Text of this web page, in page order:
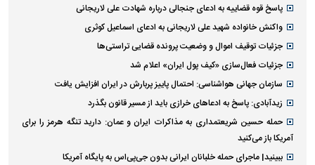
پاسخ قوه قضاییه به ادعای جنجالی درباره شهادت علی لاریجانی
واکنش خانواده شهید علی لاریجانی به ادعای اسماعیل کوثری
جزئیات توقیف اموال و وضعیت پرونده قضایی تراستی‌ها
جزئیات فعال‌سازی «کیف پول ایران» اعلام شد
سازمان جهانی هواشناسی: احتمال پاییز پربارش در ایران افزایش یافت
زیدآبادی: پاسخ به ادعا‌های خرازی باید از مسیر قانون بگذرد
حمله حسین شریعتمداری به مذاکرات ایران و عمان: دارید تنگه هرمز را برای
آمریکا باز می‌کنید
ببینید| ماجرای حمله خلبانان ایرانی بدون جی‌پی‌اس به پایگاه آمریکا